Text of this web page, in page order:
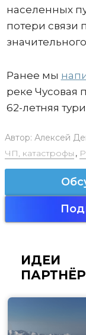
населенных
потери связи
Ранее мы
реке Чусовая
62-летняя
Автор: Алексей
ЧП, катастрофы ,
ИДЕИ